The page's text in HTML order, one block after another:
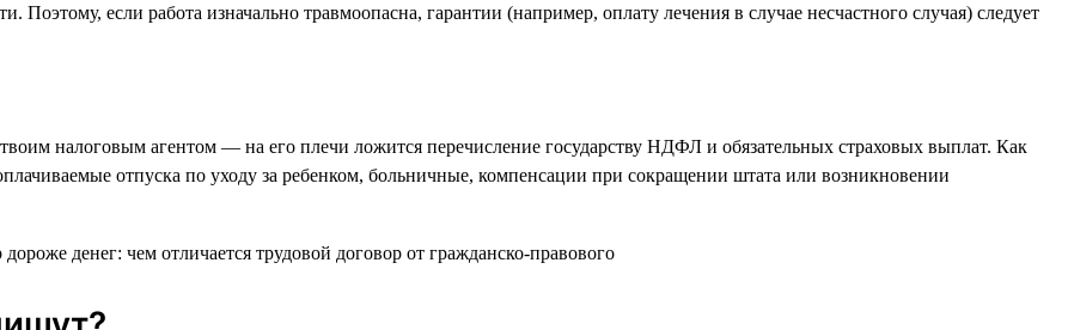
Поэтому, если работа изначально травмоопасна, гарантии (например, оплату лечения в случае несчастного случая) следует
твоим налоговым агентом — на его плечи ложится перечисление государству НДФЛ и обязательных страховых выплат. Как
отпуска по уходу за ребенком, больничные, компенсации при сокращении штата или возникновении